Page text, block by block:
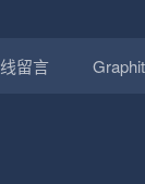
留言